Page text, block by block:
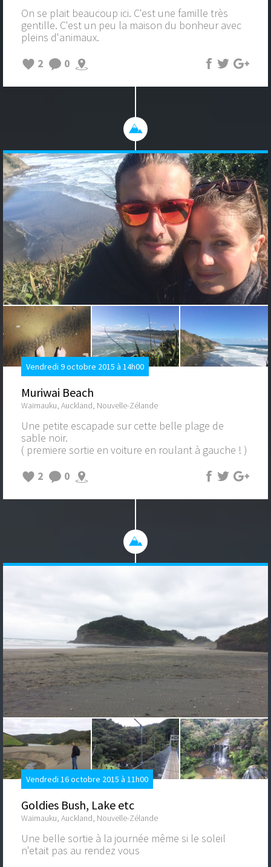
On se plait beaucoup ici. C'est une famille très
gentille. C'est un peu la maison du bonheur avec
pleins d'animaux.
2
0
Vendredi 9 octobre 2015 à 14h00
Muriwai Beach
Waimauku, Auckland, Nouvelle-Zélande
Une petite escapade sur cette belle plage de
sable noir.
( premiere sortie en voiture en roulant à gauche ! )
2
0
Vendredi 16 octobre 2015 à 11h00
Goldies Bush, Lake etc
Waimauku, Auckland, Nouvelle-Zélande
Une belle sortie à la journée même si le soleil
n'etait pas au rendez vous